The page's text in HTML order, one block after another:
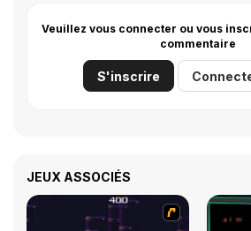
Veuillez vous connecter ou vous
commentaire
S'inscrire
JEUX ASSOCIÉS